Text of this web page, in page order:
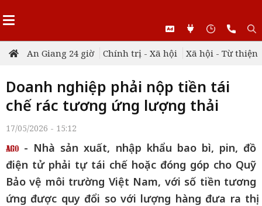
An Giang 24 giờ Chính trị - Xã hội Xã hội - Từ thiện
Doanh nghiệp phải nộp tiền tái
chế rác tương ứng lượng thải
17/05/2026 - 15:12
- Nhà sản xuất, nhập khẩu bao bì, pin, đồ
điện tử phải tự tái chế hoặc đóng góp cho Quỹ
Bảo vệ môi trường Việt Nam, với số tiền tương
ứng được quy đổi so với lượng hàng đưa ra thị